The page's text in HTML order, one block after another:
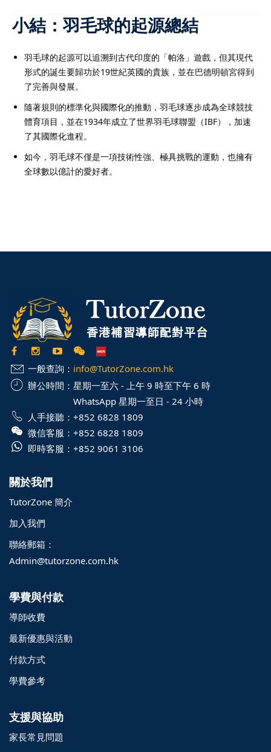
小結：羽毛球的起源總結
羽毛球的起源可以追溯到古代印度的「帕洛」遊戲，但其現代
形式的誕生要歸功於19世紀英國的貴族，並在巴德明頓宮得到
了完善與發展。
隨著規則的標準化與國際化的推動，羽毛球逐步成為全球競技
體育項目，並在1934年成立了世界羽毛球聯盟（IBF），加速
了其國際化進程。
如今，羽毛球不僅是一項技術性強、極具挑戰的運動，也擁有
全球數以億計的愛好者。
一般查詢： info@TutorZone.com.hk
辦公時間： 星期一至六 - 上午 9 時至下午 6 時
WhatsApp 星期一至日 - 24 小時
人手接聽： +852 6828 1809
微信客服： +852 6828 1809
即時客服： +852 9061 3106
關於我們
TutorZone 簡介
加入我們
聯絡郵箱：
Admin@tutorzone.com.hk
學費與付款
導師收費
最新優惠與活動
付款方式
學費參考
支援與協助
家長常見問題